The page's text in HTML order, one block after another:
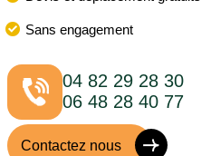
Sans engagement
04 82 29 28 30
06 48 28 40 77
Contactez nous